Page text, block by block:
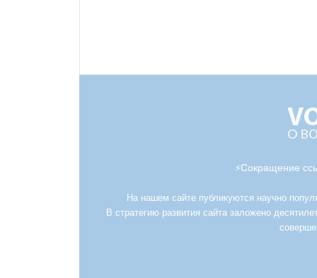
⚡Сокращение
На нашем сайте публикуются научно
В стратегию развития сайта заложено